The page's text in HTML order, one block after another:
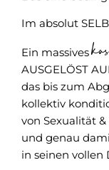
Im absolut
Ein massives
AUSGELÖST
das bis zum
kollektiv
von Sexualität
und genau
in seinen vollen